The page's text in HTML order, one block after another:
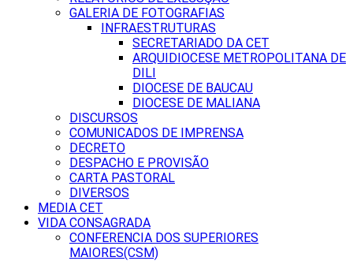
GALERIA DE FOTOGRAFIAS
INFRAESTRUTURAS
SECRETARIADO DA CET
ARQUIDIOCESE METROPOLITANA DE
DILI
DIOCESE DE BAUCAU
DIOCESE DE MALIANA
DISCURSOS
COMUNICADOS DE IMPRENSA
DECRETO
DESPACHO E PROVISÃO
CARTA PASTORAL
DIVERSOS
MEDIA CET
VIDA CONSAGRADA
CONFERENCIA DOS SUPERIORES
MAIORES(CSM)